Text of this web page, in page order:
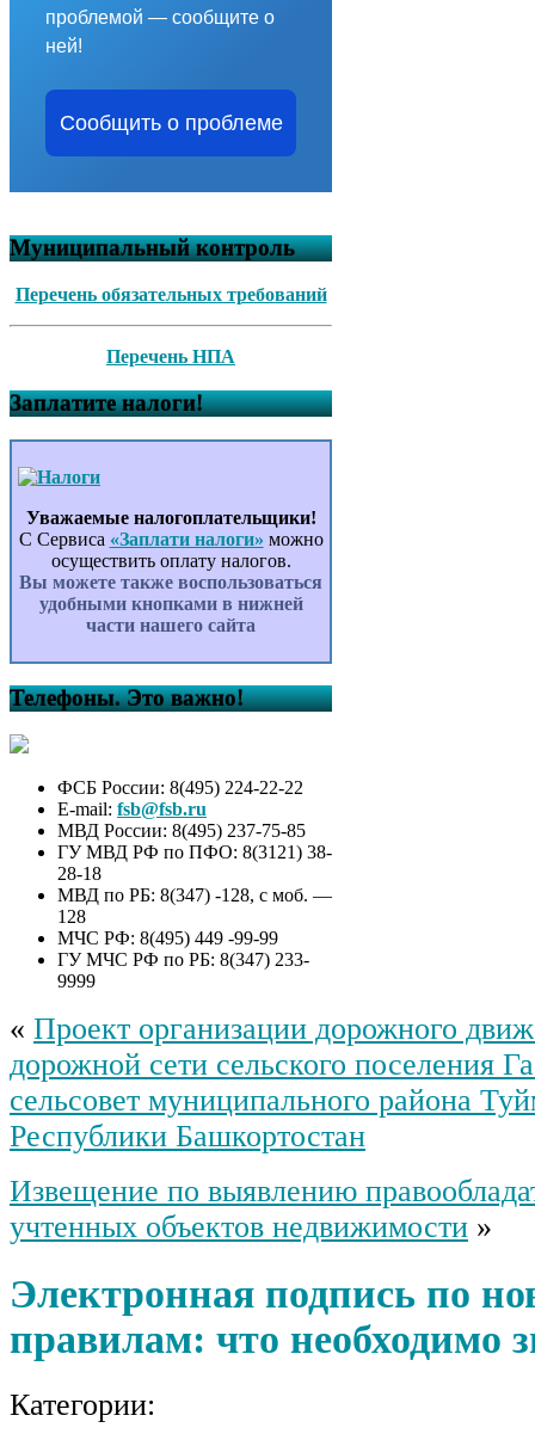
проблемой — сообщите о
ней!
Сообщить о проблеме
Муниципальный контроль
Перечень обязательных требований
Перечень НПА
Заплатите налоги!
Уважаемые налогоплательщики!
С Сервиса «Заплати налоги» можно
осуществить оплату налогов.
Вы можете также воспользоваться
удобными кнопками в нижней
части нашего сайта
Телефоны. Это важно!
ФСБ России: 8(495) 224-22-22
E-mail: fsb@fsb.ru
МВД России: 8(495) 237-75-85
ГУ МВД РФ по ПФО: 8(3121) 38-
28-18
МВД по РБ: 8(347) -128, с моб. —
128
МЧС РФ: 8(495) 449 -99-99
ГУ МЧС РФ по РБ: 8(347) 233-
9999
« Проект организации дорожного
дорожной сети сельского поселения
сельсовет муниципального района
Республики Башкортостан
Извещение по выявлению
учтенных объектов недвижимости »
Электронная подпись по
правилам: что необходимо
Категории: